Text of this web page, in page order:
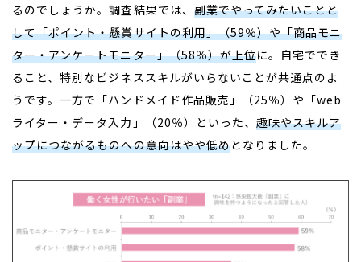
るのでしょうか。調査結果では、 副業でやってみたいことと
して「ポイント・懸賞サイトの利用」（59％）や「商品モニ
ター・アンケートモニター」（58％）が上位に。自宅ででき
ること、特別なビジネススキルがいらないことが共通点のよ
うです。一方で「ハンドメイド作品販売」（25％）や「web
ライター・データ入力」（20％）といった、趣味やスキルア
ップにつながるものへの意向はやや低めとなりました。